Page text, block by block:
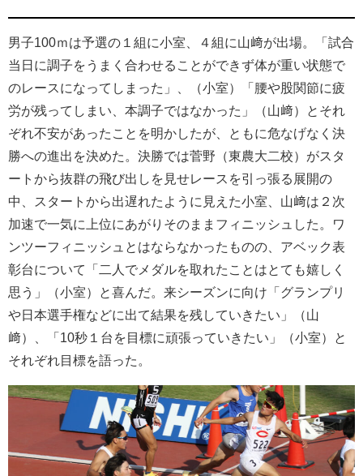
男子100ｍは予選の１組に小室、４組に山﨑が出場。「試合
当日に調子をうまく合わせることができず体が重い状態で
のレースになってしまった」、（小室）「腰や股関節に疲
労が残ってしまい、本調子ではなかった」（山﨑）とそれ
ぞれ不安があったことを明かしたが、ともに危なげなく決
勝への進出を決めた。決勝では菅野（東農大二校）がスタ
ートから抜群の飛び出しを見せレースを引っ張る展開の
中、スタートから出遅れたように見えた小室、山﨑は２次
加速で一気に上位にあがりそのままフィニッシュした。ワ
ンツーフィニッシュとはならなかったものの、アベック表
彰台について「二人でメダルを取れたことはとても嬉しく
思う」（小室）と喜んだ。来シーズンに向け「グランプリ
や日本選手権などに出て結果を残していきたい」（山
﨑）、「10秒１台を目標に頑張っていきたい」（小室）と
それぞれ目標を語った。